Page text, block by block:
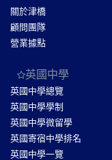
關於津橋
顧問團隊
營業據點
英國中學
英國中學總覽
英國中學學制
英國中學微留學
英國寄宿中學排名
英國中學一覽